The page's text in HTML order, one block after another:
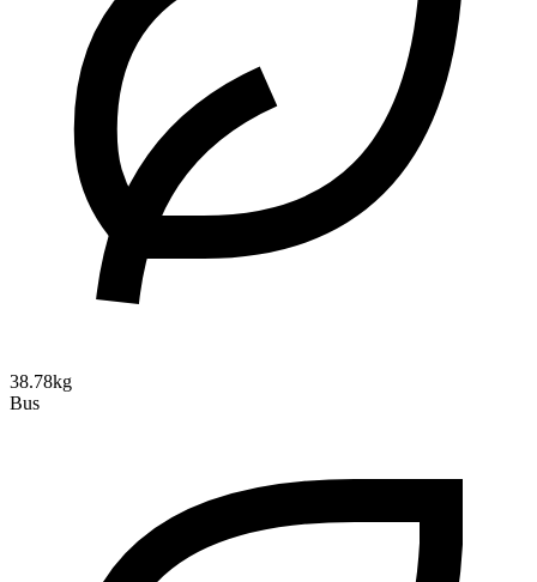
38.78kg
Bus